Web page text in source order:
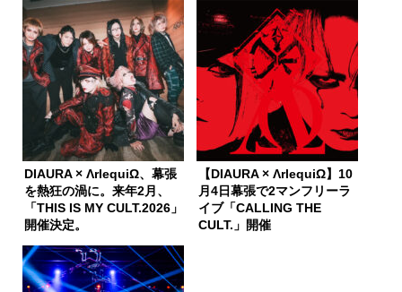
DIAURA × ΛrlequiΩ、幕張
を熱狂の渦に。来年2月、
「THIS IS MY CULT.2026」
開催決定。
【DIAURA × ΛrlequiΩ】10
月4日幕張で2マンフリーラ
イブ「CALLING THE
CULT.」開催